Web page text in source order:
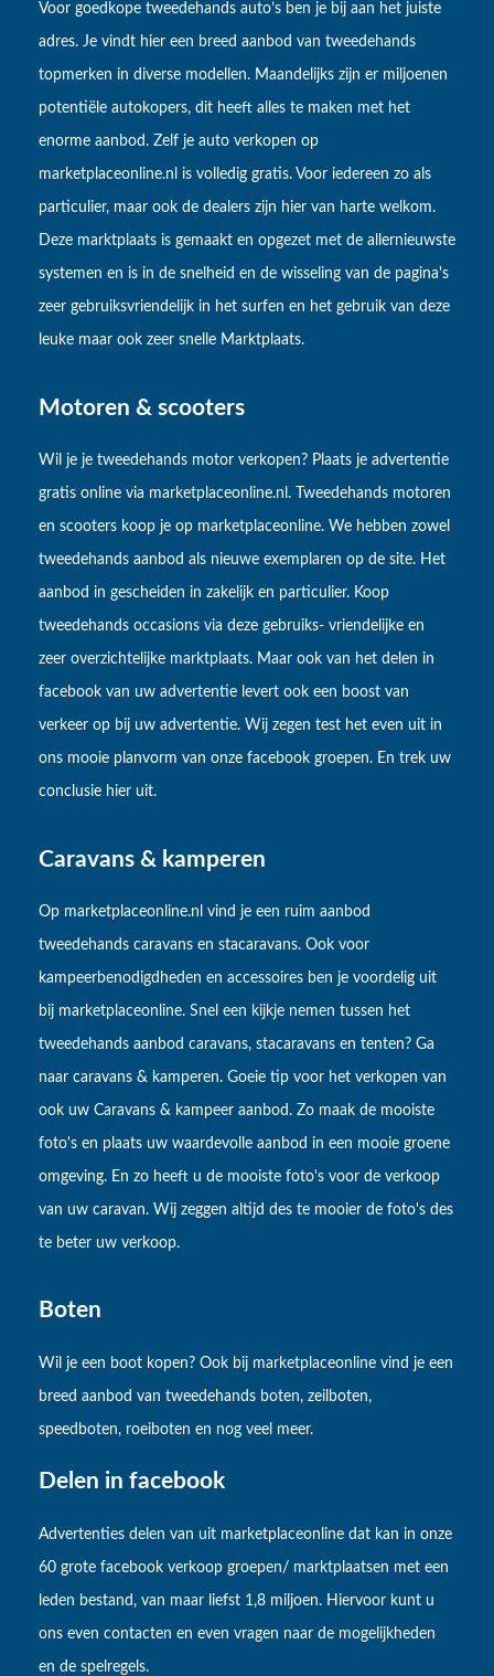
Voor goedkope tweedehands auto’s ben je bij aan het juiste
adres. Je vindt hier een breed aanbod van tweedehands
topmerken in diverse modellen. Maandelijks zijn er miljoenen
potentiële autokopers, dit heeft alles te maken met het
enorme aanbod. Zelf je auto verkopen op
marketplaceonline.nl is volledig gratis. Voor iedereen zo als
particulier, maar ook de dealers zijn hier van harte welkom.
Deze marktplaats is gemaakt en opgezet met de allernieuwste
systemen en is in de snelheid en de wisseling van de pagina's
zeer gebruiksvriendelijk in het surfen en het gebruik van deze
leuke maar ook zeer snelle Marktplaats.
Motoren & scooters
Wil je je tweedehands motor verkopen? Plaats je advertentie
gratis online via marketplaceonline.nl. Tweedehands motoren
en scooters koop je op marketplaceonline. We hebben zowel
tweedehands aanbod als nieuwe exemplaren op de site. Het
aanbod in gescheiden in zakelijk en particulier. Koop
tweedehands occasions via deze gebruiks- vriendelijke en
zeer overzichtelijke marktplaats. Maar ook van het delen in
facebook van uw advertentie levert ook een boost van
verkeer op bij uw advertentie. Wij zegen test het even uit in
ons mooie planvorm van onze facebook groepen. En trek uw
conclusie hier uit.
Caravans & kamperen
Op marketplaceonline.nl vind je een ruim aanbod
tweedehands caravans en stacaravans. Ook voor
kampeerbenodigdheden en accessoires ben je voordelig uit
bij marketplaceonline. Snel een kijkje nemen tussen het
tweedehands aanbod caravans, stacaravans en tenten? Ga
naar caravans & kamperen. Goeie tip voor het verkopen van
ook uw Caravans & kampeer aanbod. Zo maak de mooiste
foto's en plaats uw waardevolle aanbod in een mooie groene
omgeving. En zo heeft u de mooiste foto's voor de verkoop
van uw caravan. Wij zeggen altijd des te mooier de foto's des
te beter uw verkoop.
Boten
Wil je een boot kopen? Ook bij marketplaceonline vind je een
breed aanbod van tweedehands boten, zeilboten,
speedboten, roeiboten en nog veel meer.
Delen in facebook
Advertenties delen van uit marketplaceonline dat kan in onze
60 grote facebook verkoop groepen/ marktplaatsen met een
leden bestand, van maar liefst 1,8 miljoen. Hiervoor kunt u
ons even contacten en even vragen naar de mogelijkheden
en de spelregels.